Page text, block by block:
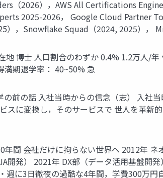
（2026），AWS All Certifications
2025-2026， Google Cloud Partner
，Snowflake Squad（2024, 2025），
博士 人口割合のわずか 0.4% 1.2万人/
満期退学率： 40~50% 急
前の話 入社当時からの信念（志） 入社
に変換し，そのサービスで 世人を革新
間 会社だけに拘らない世界へ 2012年 ネ
開発） 2021年 DX部（データ活用基盤開
週に3日徹夜の過酷な4年間，学費300万